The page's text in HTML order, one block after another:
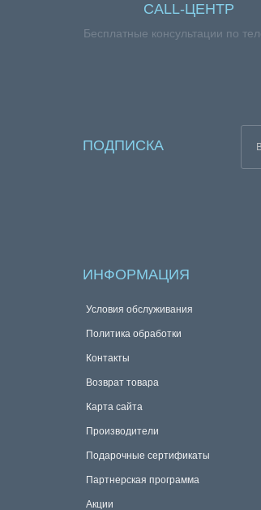
CALL-ЦЕНТР
Бесплатные консультации по
ПОДПИСКА
ИНФОРМАЦИЯ
Условия обслуживания
Политика обработки
Контакты
Возврат товара
Карта сайта
Производители
Подарочные сертификаты
Партнерская программа
Акции